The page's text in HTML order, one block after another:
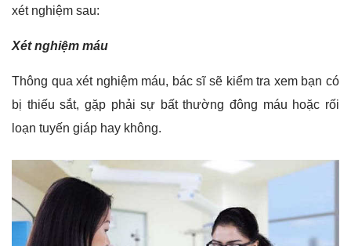
xét nghiệm sau:
Xét nghiệm máu
Thông qua xét nghiệm máu, bác sĩ sẽ kiểm tra xem bạn có
bị thiếu sắt, gặp phải sự bất thường đông máu hoặc rối
loạn tuyến giáp hay không.